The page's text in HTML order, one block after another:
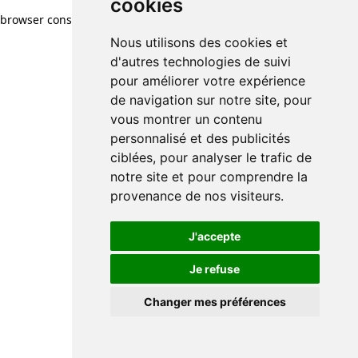
cookies
Nous utilisons des cookies et
d'autres technologies de suivi
pour améliorer votre expérience
de navigation sur notre site, pour
vous montrer un contenu
personnalisé et des publicités
ciblées, pour analyser le trafic de
notre site et pour comprendre la
provenance de nos visiteurs.
J'accepte
Je refuse
Changer mes préférences
browser console for more information)